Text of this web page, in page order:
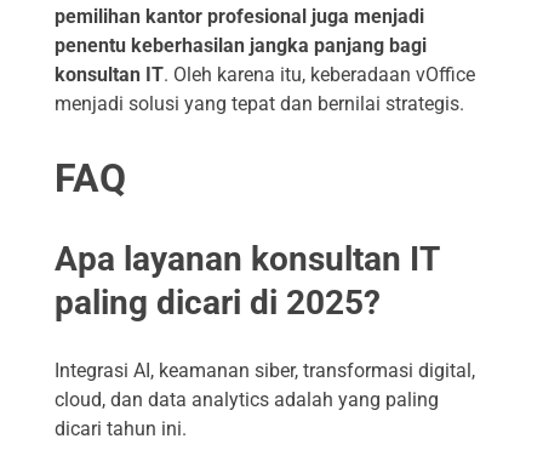
pemilihan kantor profesional juga menjadi
penentu keberhasilan jangka panjang bagi
konsultan IT. Oleh karena itu, keberadaan vOffice
menjadi solusi yang tepat dan bernilai strategis.
FAQ
Apa layanan konsultan IT
paling dicari di 2025?
Integrasi AI, keamanan siber, transformasi digital,
cloud, dan data analytics adalah yang paling
dicari tahun ini.